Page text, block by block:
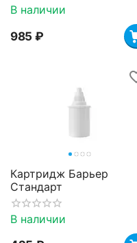
В наличии
‍985‍ ₽
Картридж Барьер
Стандарт
В наличии